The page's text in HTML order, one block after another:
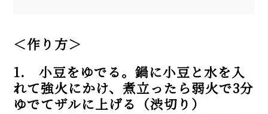
＜作り方＞
1. 小豆をゆでる。鍋に小豆と水を入
れて強火にかけ、煮立ったら弱火で3分
ゆでてザルに上げる（渋切り）